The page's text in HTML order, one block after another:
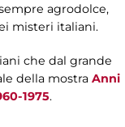
agrodolce,
misteri italiani.
che dal grande
della mostra Anni
1975.